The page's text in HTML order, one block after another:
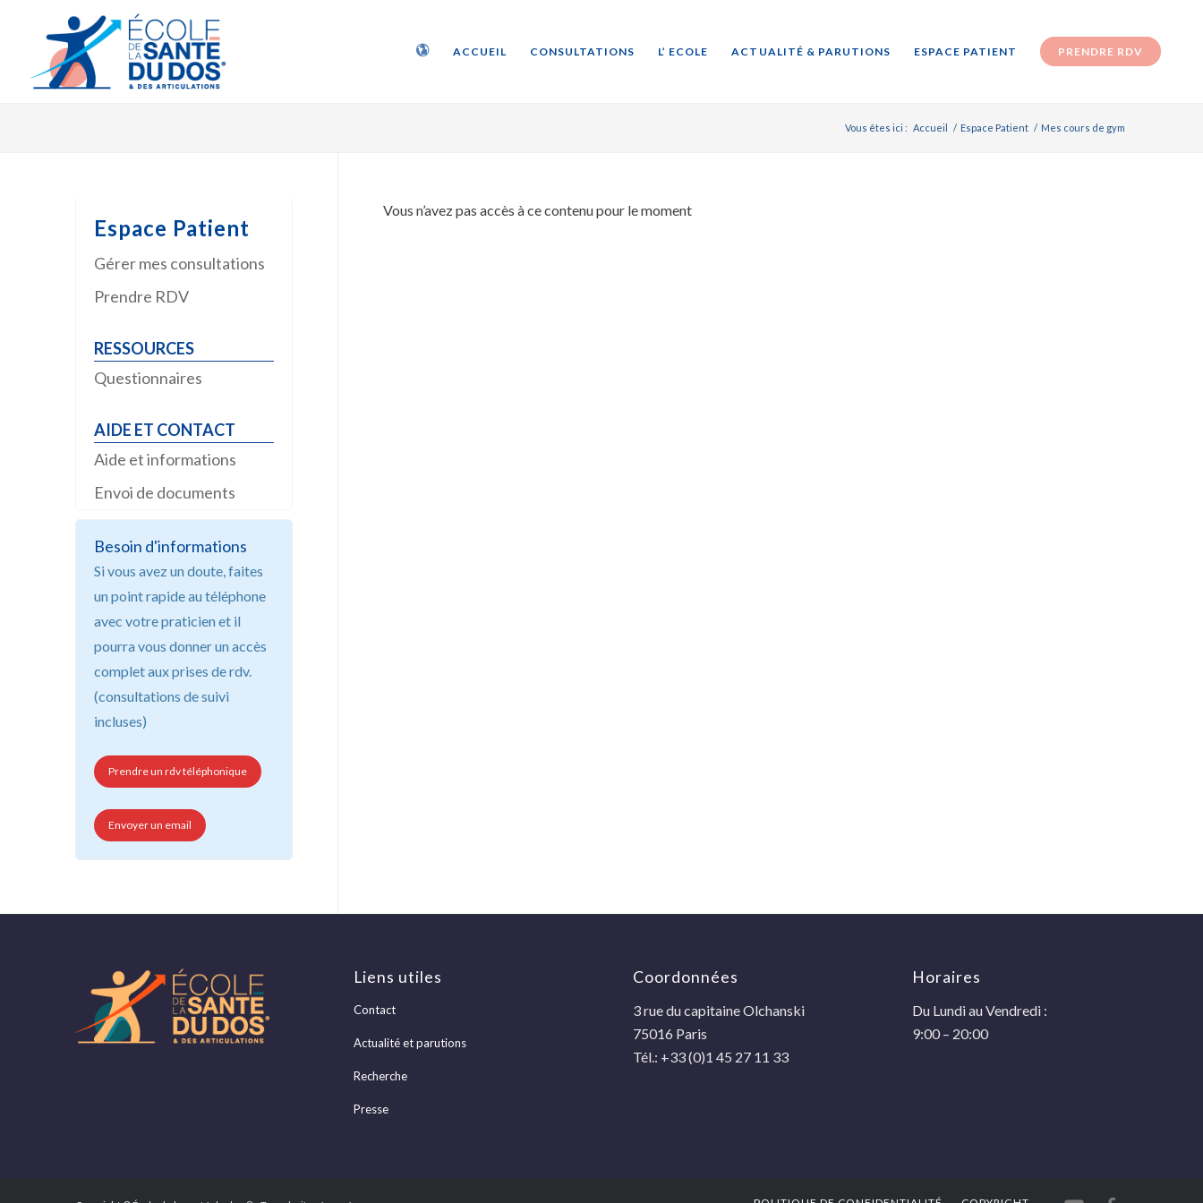
ACCUEIL CONSULTATIONS L’ ECOLE ACTUALITÉ & PARUTIONS ESPACE PATIENT PRENDRE RDV
Vous êtes ici : Accueil / Espace Patient / Mes cours de gym
Vous n’avez pas accès à ce contenu pour le moment
Espace Patient
Gérer mes consultations
Prendre RDV
Questionnaires
Aide et informations
Envoi de documents
Besoin d'informations
Si vous avez un doute, faites
un point rapide au téléphone
avec votre praticien et il
pourra vous donner un accès
complet aux prises de rdv.
(consultations de suivi
incluses)
Prendre un rdv téléphonique
Envoyer un email
Liens utiles
Contact
Actualité et parutions
Recherche
Presse
Coordonnées
3 rue du capitaine Olchanski
75016 Paris
Tél.: +33 (0)1 45 27 11 33
Horaires
Du Lundi au Vendredi :
9:00 – 20:00